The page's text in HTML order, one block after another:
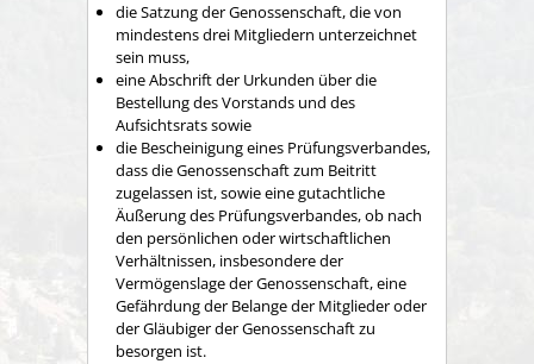
die Satzung der Genossenschaft, die von
mindestens drei Mitgliedern unterzeichnet
sein muss,
eine Abschrift der Urkunden über die
Bestellung des Vorstands und des
Aufsichtsrats sowie
die Bescheinigung eines Prüfungsverbandes,
dass die Genossenschaft zum Beitritt
zugelassen ist, sowie eine gutachtliche
Äußerung des Prüfungsverbandes, ob nach
den persönlichen oder wirtschaftlichen
Verhältnissen, insbesondere der
Vermögenslage der Genossenschaft, eine
Gefährdung der Belange der Mitglieder oder
der Gläubiger der Genossenschaft zu
besorgen ist.